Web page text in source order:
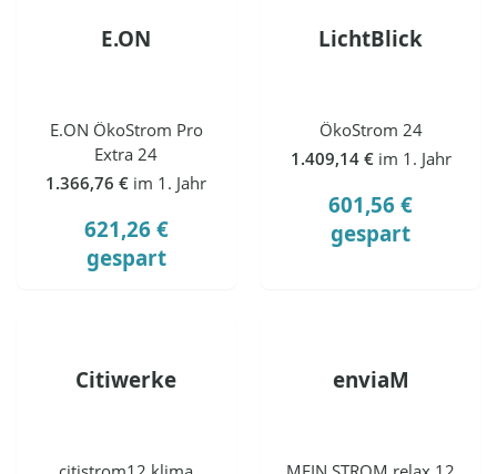
E.ON
E.ON ÖkoStrom Pro
Extra 24
1.366,76 € im 1. Jahr
621,26 €
gespart
LichtBlick
ÖkoStrom 24
1.409,14 € im 1. Jahr
601,56 €
gespart
Citiwerke enviaM